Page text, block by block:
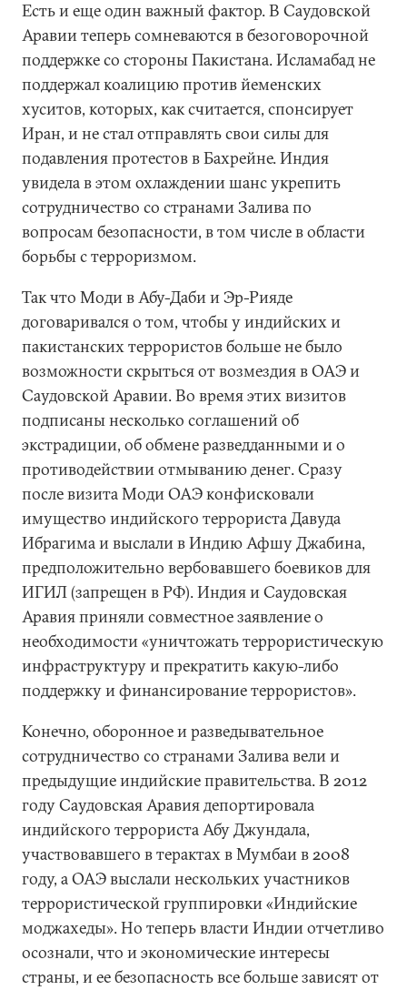
Есть и еще один важный фактор. В Саудовской
Аравии теперь сомневаются в безоговорочной
поддержке со стороны Пакистана. Исламабад не
поддержал коалицию против йеменских
хуситов, которых, как считается, спонсирует
Иран, и не стал отправлять свои силы для
подавления протестов в Бахрейне. Индия
увидела в этом охлаждении шанс укрепить
сотрудничество со странами Залива по
вопросам безопасности, в том числе в области
борьбы с терроризмом.
Так что Моди в Абу-Даби и Эр-Рияде
договаривался о том, чтобы у индийских и
пакистанских террористов больше не было
возможности скрыться от возмездия в ОАЭ и
Саудовской Аравии. Во время этих визитов
подписаны несколько соглашений об
экстрадиции, об обмене разведданными и о
противодействии отмыванию денег. Сразу
после визита Моди ОАЭ конфисковали
имущество индийского террориста Давуда
Ибрагима и выслали в Индию Афшу Джабина,
предположительно вербовавшего боевиков для
ИГИЛ (запрещен в РФ). Индия и Саудовская
Аравия приняли совместное заявление о
необходимости «уничтожать террористическую
инфраструктуру и прекратить какую-либо
поддержку и финансирование террористов».
Конечно, оборонное и разведывательное
сотрудничество со странами Залива вели и
предыдущие индийские правительства. В 2012
году Саудовская Аравия депортировала
индийского террориста Абу Джундала,
участвовавшего в терактах в Мумбаи в 2008
году, а ОАЭ выслали нескольких участников
террористической группировки «Индийские
моджахеды». Но теперь власти Индии отчетливо
осознали, что и экономические интересы
страны, и ее безопасность все больше зависят от